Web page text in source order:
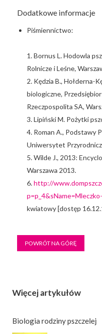
Dodatkowe informacje
Piśmiennictwo:
1. Bornus L. Hodowla
Rolnicze i Leśne,
2. Kędzia B., Hołderna-
biologiczne,
Rzeczpospolita SA,
3. Lipiński M. Pożytki
4. Roman A., Podstawy
Uniwersytet
5. Wilde J., 2013:
Warszawa 2013.
6.http://
kwiatowy [dostęp
POWRÓT NA GÓRĘ
Więcej artykułów
Biologia rodziny pszczelej